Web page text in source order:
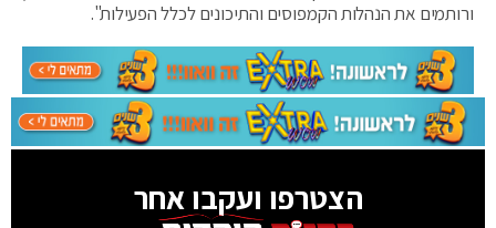
ורותמים את הנהלות הקמפוסים והתיכונים לכלל הפעילות".
הצטרפו ועקבו אחר